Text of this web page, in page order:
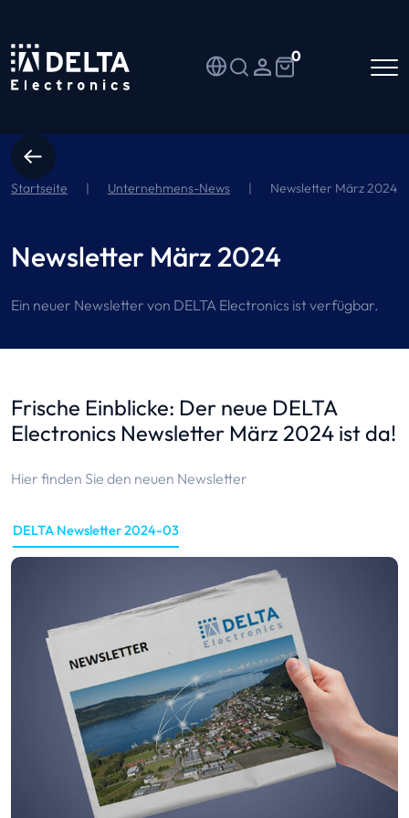
0
Startseite | Unternehmens-News | Newsletter März 2024
Newsletter März 2024
Ein neuer Newsletter von DELTA Electronics ist verfügbar.
Frische Einblicke: Der neue DELTA
Electronics Newsletter März 2024 ist da!
Hier finden Sie den neuen Newsletter
DELTA Newsletter 2024-03